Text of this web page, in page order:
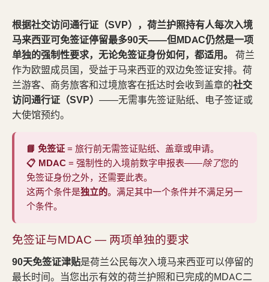
根据社交访问通行证（SVP），荷兰护照持有人每次入境
马来西亚可免签证停留最多90天——但MDAC仍然是一项
单独的强制性要求，无论免签证身份如何，都适用。
荷兰
作为欧盟成员国，受益于马来西亚的双边免签证安排。荷
兰游客、商务旅客和过境旅客在抵达时会收到盖章的社交
访问通行证（SVP） ——无需事先签证贴纸、电子签证或
大使馆预约。
📘 免签证 = 旅行前无需签证贴纸、盖章或申请。
📋 MDAC = 强制性的入境前数字申报表——除了您的
免签证身份之外，还需要此表。
这两个条件是独立的。满足其中一个条件并不满足另一
个条件。
免签证与MDAC — 两项单独的要求
90天免签证津贴是荷兰公民每次入境马来西亚可以停留的
最长时间。当您出示有效的荷兰护照和已完成的MDAC二